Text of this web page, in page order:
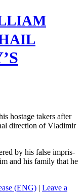
hostage tak­ers after
direc­tion of Vladimir
by his false impris­
and his fam­i­ly that he
(ENG) | Leave a